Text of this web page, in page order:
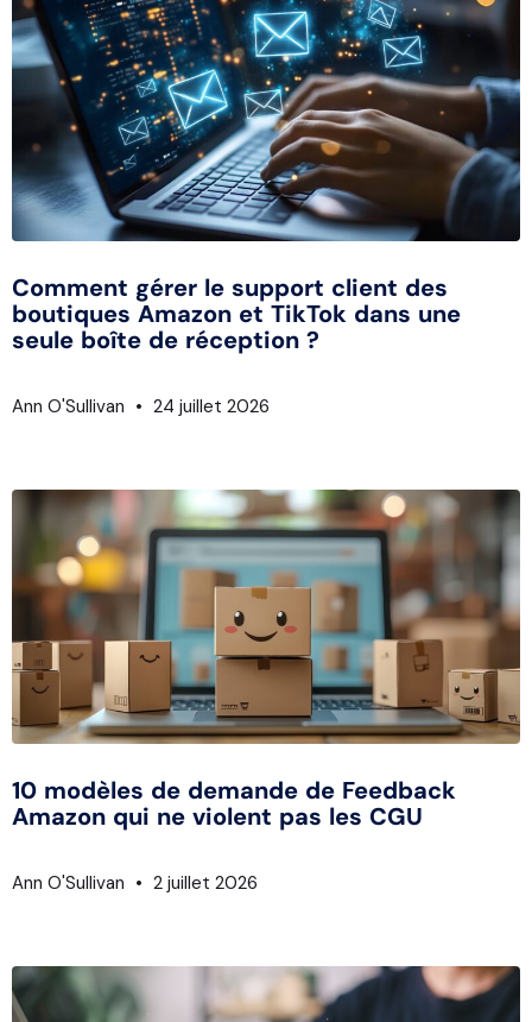
Comment gérer le support client des
boutiques Amazon et TikTok dans une
seule boîte de réception ?
Ann O'Sullivan 24 juillet 2026
10 modèles de demande de Feedback
Amazon qui ne violent pas les CGU
Ann O'Sullivan 2 juillet 2026